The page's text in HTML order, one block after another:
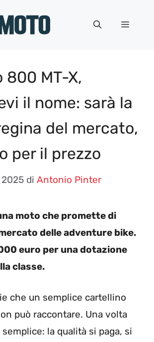
Menu
800 MT-X,
il nome: sarà la
del mercato,
per il prezzo
2025 di Antonio Pinter
moto che promette di
delle adventure bike.
euro per una dotazione
classe.
che un semplice cartellino
può raccontare. Una volta
la qualità si paga, si